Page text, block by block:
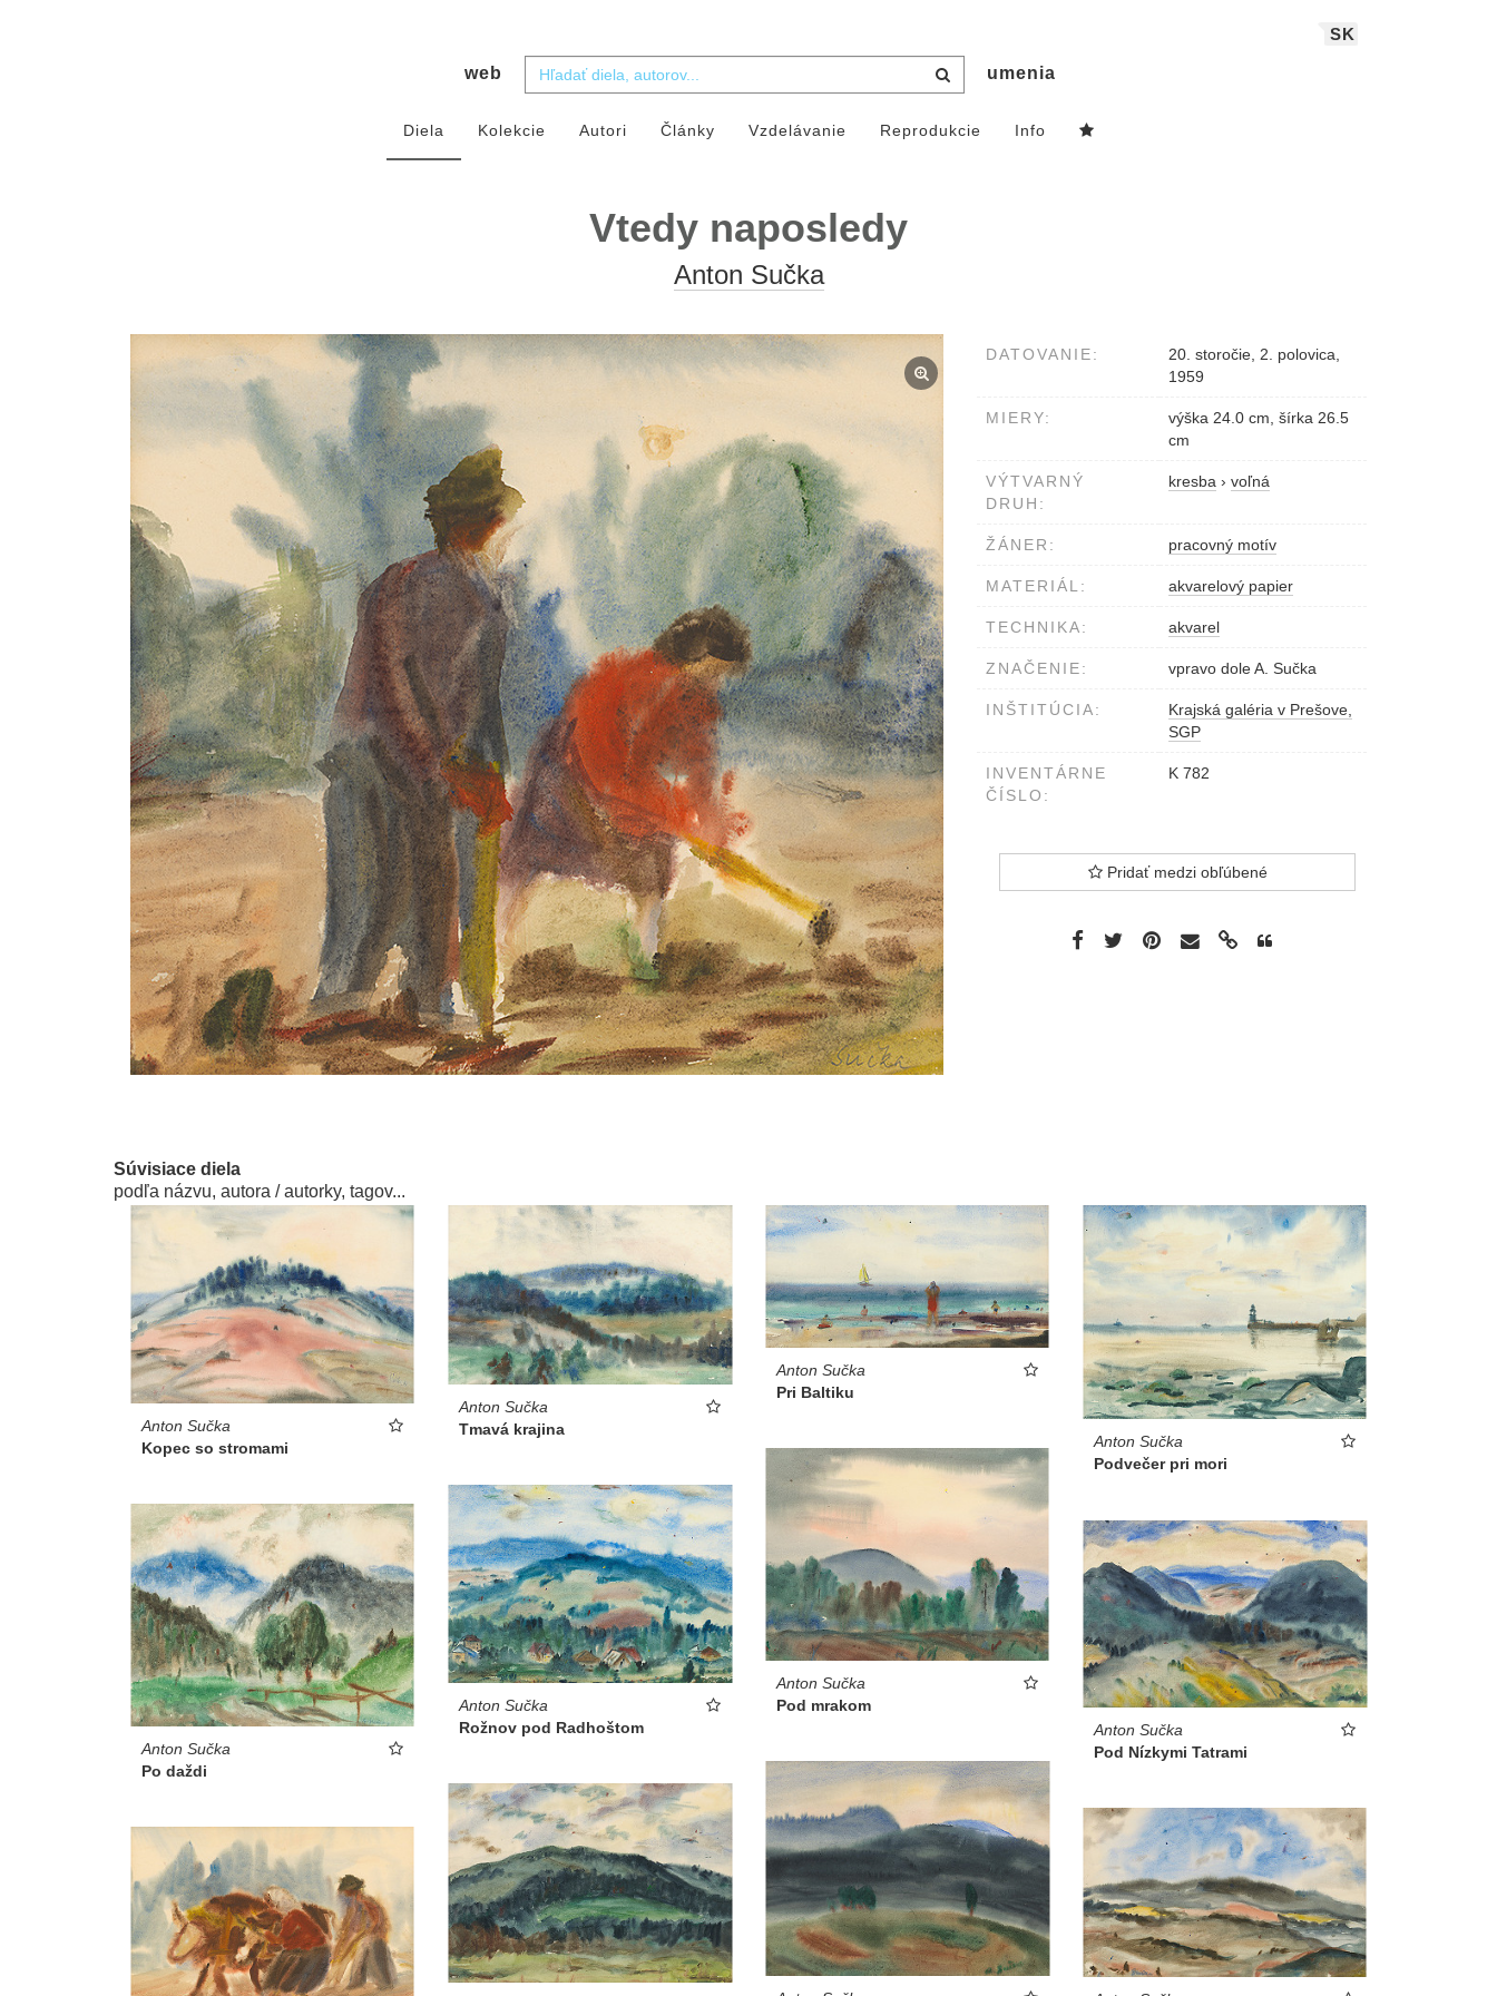
SK
web umenia
Diela Kolekcie Autori Články Vzdelávanie Reprodukcie Info
Vtedy naposledy
Anton Sučka
DATOVANIE:
20. storočie, 2. polovica,
1959
MIERY:
výška 24.0 cm, šírka 26.5
cm
VÝTVARNÝ
DRUH:
kresba › voľná
ŽÁNER: pracovný motív
MATERIÁL: akvarelový papier
TECHNIKA: akvarel
ZNAČENIE: vpravo dole A. Sučka
INŠTITÚCIA:
Krajská galéria v Prešove,
SGP
INVENTÁRNE
ČÍSLO:
K 782
Pridať medzi obľúbené
Súvisiace diela
podľa názvu, autora / autorky, tagov...
Anton Sučka
Kopec so stromami
Anton Sučka
Tmavá krajina
Anton Sučka
Pri Baltiku
Anton Sučka
Podvečer pri mori
Anton Sučka
Pod mrakom
Anton Sučka
Rožnov pod Radhoštom
Anton Sučka
Po daždi
Anton Sučka
Pod Nízkymi Tatrami